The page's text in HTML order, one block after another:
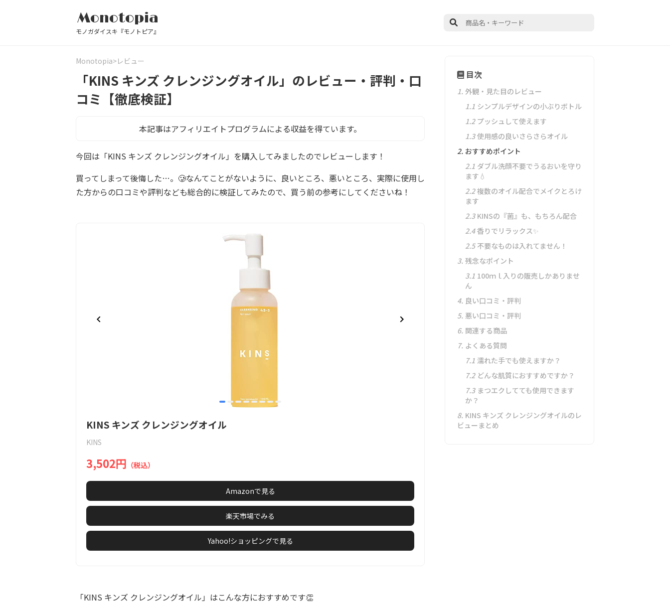
Monotopia
モノガダイスキ『モノトピア』
Monotopia レビュー
「KINS キンズ クレンジングオイル」のレビュー・評判・口
コミ【徹底検証】
本記事はアフィリエイトプログラムによる収益を得ています。
今回は「KINS キンズ クレンジングオイル」を購入してみましたのでレビューします！
買ってしまって後悔した…。🥲なんてことがないように、良いところ、悪いところ、実際に使用し
た方からの口コミや評判なども総合的に検証してみたので、買う前の参考にしてくださいね！
itemitemitemitemitemitem
itemitem
1
of
8
KINS キンズ クレンジングオイル
KINS
3,502円 （税込）
Amazonで見る
楽天市場でみる
Yahoo!ショッピングで見る
「KINS キンズ クレンジングオイル」はこんな方におすすめです👏
目次
1. 外観・見た目のレビュー
1.1 シンプルデザインの小ぶりボトル
1.2 プッシュして使えます
1.3 使用感の良いさらさらオイル
2. おすすめポイント
2.1 ダブル洗顔不要でうるおいを守り
ます💧
2.2 複数のオイル配合でメイクとろけ
ます
2.3 KINSの『菌』も、もちろん配合
2.4 香りでリラックス✨
2.5 不要なものは入れてません！
3. 残念なポイント
3.1 100ｍｌ入りの販売しかありませ
ん
4. 良い口コミ・評判
5. 悪い口コミ・評判
6. 関連する商品
7. よくある質問
7.1 濡れた手でも使えますか？
7.2 どんな肌質におすすめですか？
7.3 まつエクしてても使用できます
か？
8. KINS キンズ クレンジングオイルのレ
ビューまとめ